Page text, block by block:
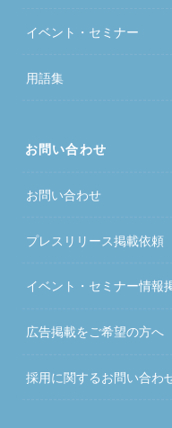
イベント・セミナー
用語集
お問い合わせ
お問い合わせ
プレスリリース掲載依頼
イベント・セミナー情報
広告掲載をご希望の方へ
採用に関するお問い合わ